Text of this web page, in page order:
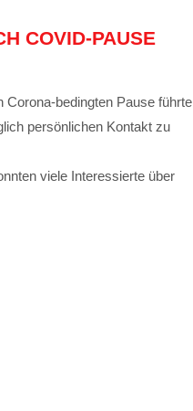
COVID-PAUSE
bedingten Pause führte
persönlichen Kontakt zu
viele Interessierte über